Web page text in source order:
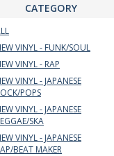
CATEGORY
VINYL - FUNK/SOUL
VINYL - RAP
VINYL - JAPANESE
POPS
VINYL - JAPANESE
SKA
VINYL - JAPANESE
BEAT MAKER